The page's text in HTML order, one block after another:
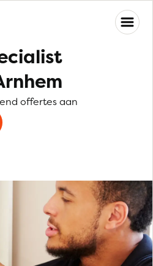
offertes aan